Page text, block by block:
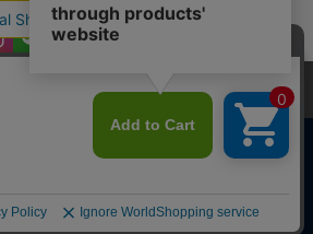
TRADING Co.,Ltd. All Rights Reserved
体験とコンテンツ改善のためにCookieを使用
ことで、Cookieの使用に同意したものとみな
同意して閉じる